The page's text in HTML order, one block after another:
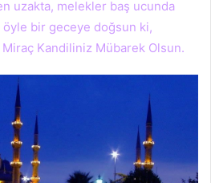
uzakta, melekler baş ucunda
bir geceye doğsun ki,
Miraç Kandiliniz Mübarek Olsun.